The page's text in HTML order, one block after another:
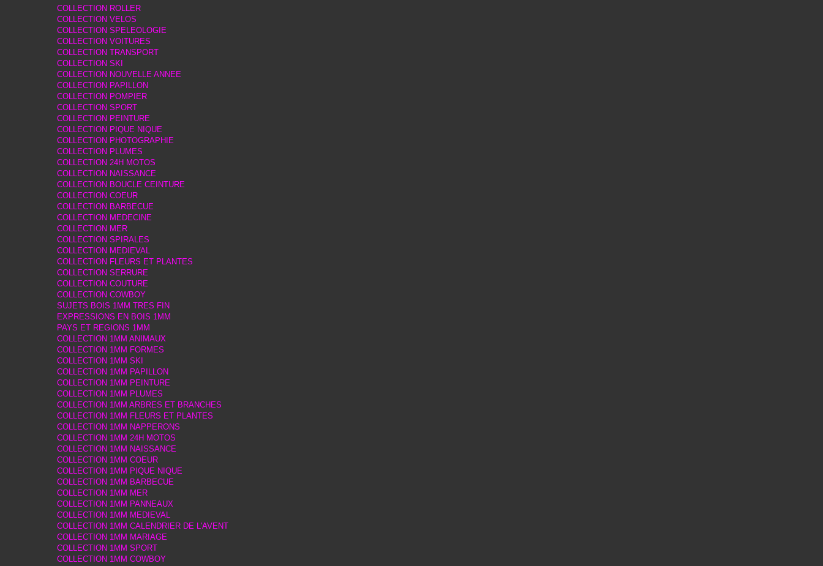
COLLECTION ROLLER
COLLECTION VELOS
COLLECTION SPELEOLOGIE
COLLECTION VOITURES
COLLECTION TRANSPORT
COLLECTION SKI
COLLECTION NOUVELLE ANNEE
COLLECTION PAPILLON
COLLECTION POMPIER
COLLECTION SPORT
COLLECTION PEINTURE
COLLECTION PIQUE NIQUE
COLLECTION PHOTOGRAPHIE
COLLECTION PLUMES
COLLECTION 24H MOTOS
COLLECTION NAISSANCE
COLLECTION BOUCLE CEINTURE
COLLECTION COEUR
COLLECTION BARBECUE
COLLECTION MEDECINE
COLLECTION MER
COLLECTION SPIRALES
COLLECTION MEDIEVAL
COLLECTION FLEURS ET PLANTES
COLLECTION SERRURE
COLLECTION COUTURE
COLLECTION COWBOY
SUJETS BOIS 1MM TRES FIN
EXPRESSIONS EN BOIS 1MM
PAYS ET REGIONS 1MM
COLLECTION 1MM ANIMAUX
COLLECTION 1MM FORMES
COLLECTION 1MM SKI
COLLECTION 1MM PAPILLON
COLLECTION 1MM PEINTURE
COLLECTION 1MM PLUMES
COLLECTION 1MM ARBRES ET BRANCHES
COLLECTION 1MM FLEURS ET PLANTES
COLLECTION 1MM NAPPERONS
COLLECTION 1MM 24H MOTOS
COLLECTION 1MM NAISSANCE
COLLECTION 1MM COEUR
COLLECTION 1MM PIQUE NIQUE
COLLECTION 1MM BARBECUE
COLLECTION 1MM MER
COLLECTION 1MM PANNEAUX
COLLECTION 1MM MEDIEVAL
COLLECTION 1MM CALENDRIER DE L'AVENT
COLLECTION 1MM MARIAGE
COLLECTION 1MM SPORT
COLLECTION 1MM COWBOY